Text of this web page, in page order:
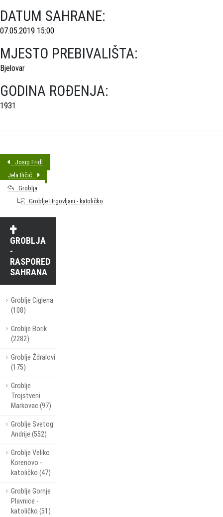
DATUM SAHRANE:
07.05.2019 15:00
MJESTO PREBIVALIŠTA:
Bjelovar
GODINA ROĐENJA:
1931
Josip Fridl
Jela Iličić
Groblja
Groblje Hrgovljani - katoličko
GROBLJA
-
RASPORED
SAHRANA
Groblje Ciglena
(108)
Groblje Borik
(2282)
Groblje Ždralovi
(175)
Groblje
Trojstveni
Markovac (97)
Groblje Svetog
Andrije (552)
Groblje Veliko
Korenovo -
katoličko (47)
Groblje Gornje
Plavnice -
katoličko (51)